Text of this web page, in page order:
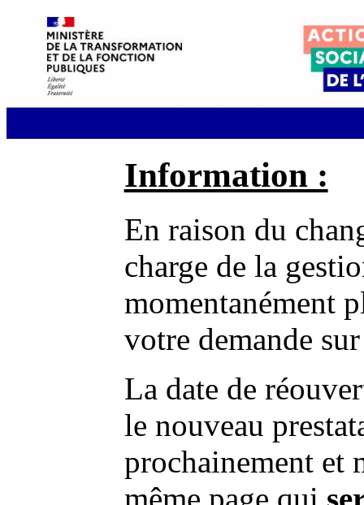
Information :
En raison du
charge de la
momentanément
votre demande
La date de
le nouveau
prochainement et
même page qui